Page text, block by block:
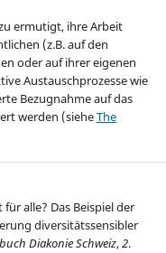
ermutigt, ihre Arbeit
(z.B. auf den
oder auf ihrer eigenen
Austauschprozesse wie
Bezugnahme auf das
werden (sieheThe
alle? Das Beispiel der
diversitätssensibler
Diakonie Schweiz,2.